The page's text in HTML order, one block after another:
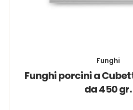
Funghi
Funghi porcini a
da 450 gr.